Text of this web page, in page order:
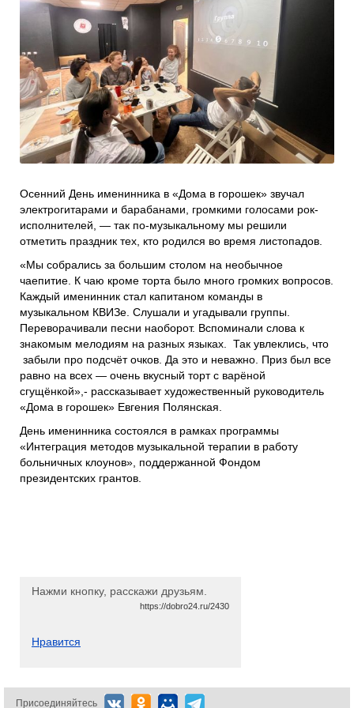
Боксы для пожертвований
Нужна помощь?
Проекты
Программы фонда
Справочник
Медиа
События и люди
Мы в СМИ
Наши друзья
Банеры
Осенний День именинника в «Дома в горошек» звучал
электрогитарами и барабанами, громкими голосами рок-
исполнителей, — так по-музыкальному мы решили
отметить праздник тех, кто родился во время листопадов.
«Мы собрались за большим столом на необычное
чаепитие. К чаю кроме торта было много громких вопросов.
Каждый именинник стал капитаном команды в
музыкальном КВИЗе. Слушали и угадывали группы.
Переворачивали песни наоборот. Вспоминали слова к
знакомым мелодиям на разных языках. Так увлеклись, что
забыли про подсчёт очков. Да это и неважно. Приз был все
равно на всех — очень вкусный торт с варёной
сгущёнкой»,- рассказывает художественный руководитель
«Дома в горошек» Евгения Полянская.
День именинника состоялся в рамках программы
«Интеграция методов музыкальной терапии в работу
больничных клоунов», поддержанной Фондом
президентских грантов.
Нажми кнопку, расскажи друзьям.
https://dobro24.ru/2430
Нравится
Присоединяйтесь